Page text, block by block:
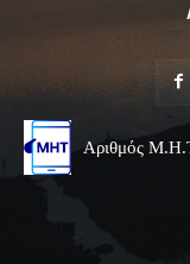
Αριθμός